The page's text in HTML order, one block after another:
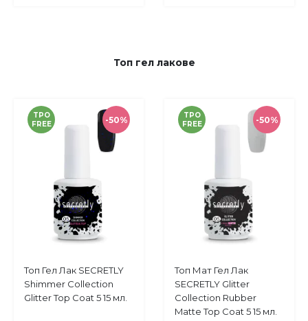
Топ гел лакове
-50%
TPO
FREE
Добави
в
любими
Купи
Топ Гел Лак SECRETLY
Shimmer Collection
Glitter Top Coat 5 15 мл.
-50%
TPO
FREE
в
любими
Купи
Топ Мат Гел Лак
SECRETLY Glitter
Collection Rubber
Matte Top Coat 5 15 мл.